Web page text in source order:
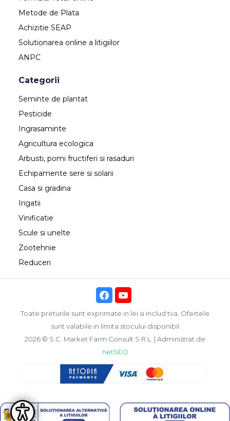
Metode de Plata
Achizitie SEAP
Solutionarea online a litigiilor
ANPC
Categorii
Seminte de plantat
Pesticide
Ingrasaminte
Agricultura ecologica
Arbusti, pomi fructiferi si rasaduri
Echipamente sere si solarii
Casa si gradina
Irigatii
Vinificatie
Scule si unelte
Zootehnie
Reduceri
Toate preturile sunt exprimate in lei si includ tva. Ofertele
sunt valabile in limita stocului disponibil
2026 © S.C. Market Farm Consult S.R.L. | Administrat de
netSEO